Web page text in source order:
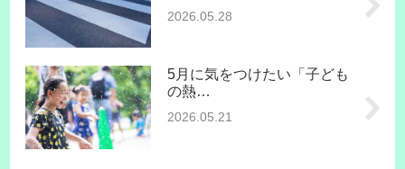
2026.05.28
5月に気をつけたい「子ども
の熱…
2026.05.21